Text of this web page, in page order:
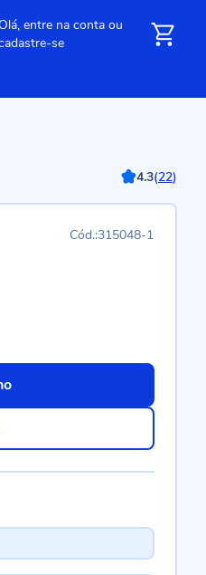
Olá, entre na conta ou
se
4.3(22)
315048-1